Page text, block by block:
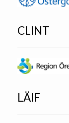
CLINT
LÄIF